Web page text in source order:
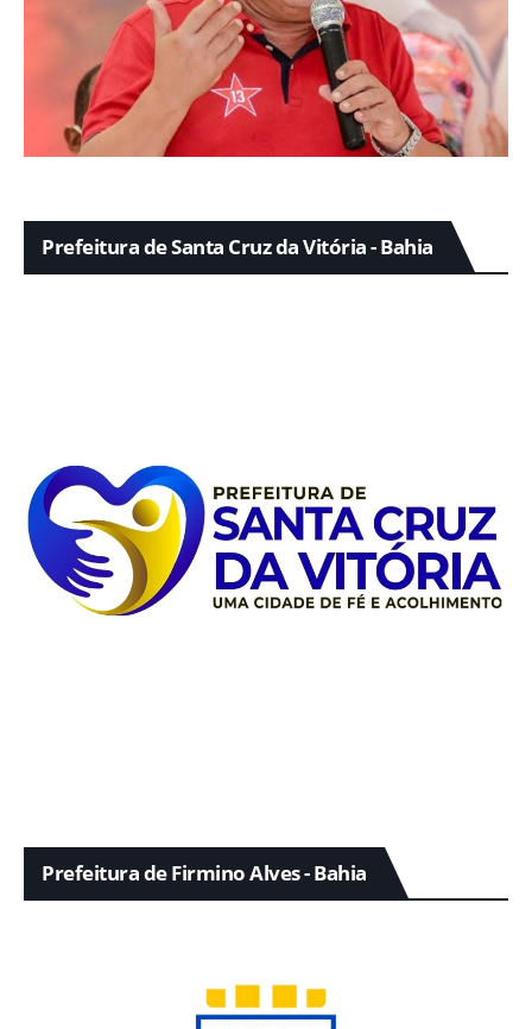
Prefeitura de Santa Cruz da Vitória - Bahia
Prefeitura de Firmino Alves - Bahia